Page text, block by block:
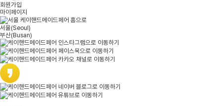
회원가입
마이페이지
서울(Seoul)
부산(Busan)